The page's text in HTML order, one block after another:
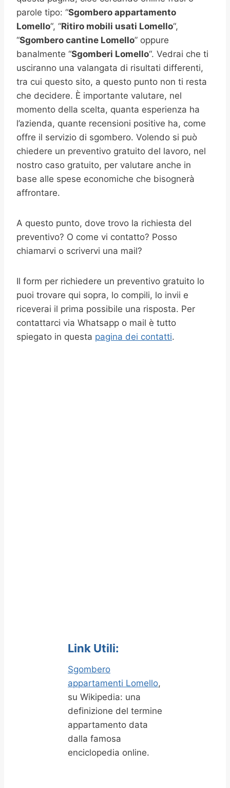
parole tipo: “Sgombero appartamento
Lomello“, “Ritiro mobili usati Lomello“,
“Sgombero cantine Lomello” oppure
banalmente “Sgomberi Lomello“. Vedrai che ti
usciranno una valangata di risultati differenti,
tra cui questo sito, a questo punto non ti resta
che decidere. È importante valutare, nel
momento della scelta, quanta esperienza ha
l’azienda, quante recensioni positive ha, come
offre il servizio di sgombero. Volendo si può
chiedere un preventivo gratuito del lavoro, nel
nostro caso gratuito, per valutare anche in
base alle spese economiche che bisognerà
affrontare.
A questo punto, dove trovo la richiesta del
preventivo? O come vi contatto? Posso
chiamarvi o scrivervi una mail?
Il form per richiedere un preventivo gratuito lo
puoi trovare qui sopra, lo compili, lo invii e
riceverai il prima possibile una risposta. Per
contattarci via Whatsapp o mail è tutto
spiegato in questa pagina dei contatti.
Link Utili:
Sgombero
appartamenti Lomello,
su Wikipedia: una
definizione del termine
appartamento data
dalla famosa
enciclopedia online.